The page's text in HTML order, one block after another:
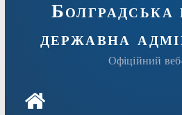
Болградська
державна
Офіційний